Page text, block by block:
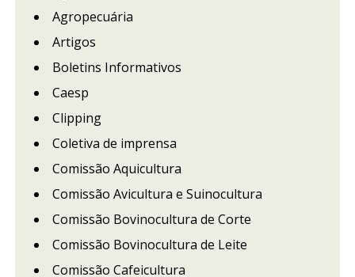
Agropecuária
Artigos
Boletins Informativos
Caesp
Clipping
Coletiva de imprensa
Comissão Aquicultura
Comissão Avicultura e Suinocultura
Comissão Bovinocultura de Corte
Comissão Bovinocultura de Leite
Comissão Cafeicultura